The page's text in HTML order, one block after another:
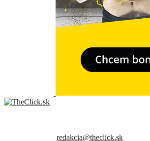
redakcia@theclick.sk